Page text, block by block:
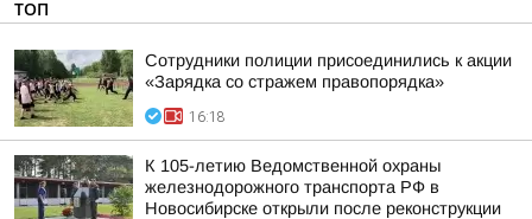
ТОП
Сотрудники полиции присоединились к акции
«Зарядка со стражем правопорядка»
16:18
К 105-летию Ведомственной охраны
железнодорожного транспорта РФ в
Новосибирске открыли после реконструкции